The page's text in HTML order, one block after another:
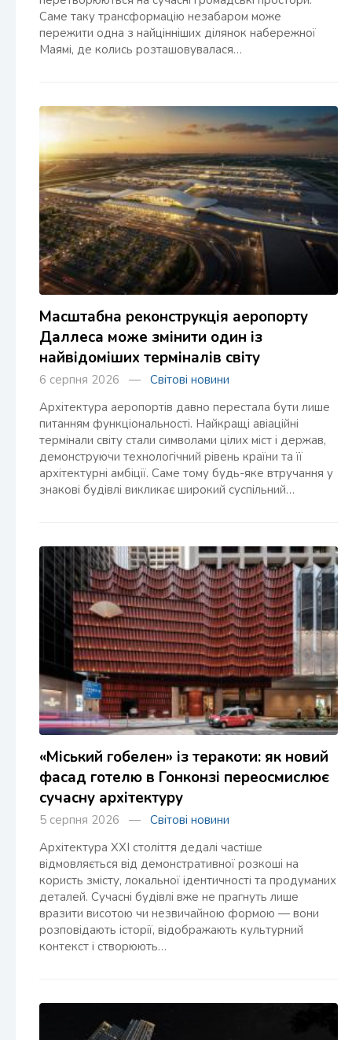
Саме таку трансформацію незабаром може
пережити одна з найцінніших ділянок набережної
Маямі, де колись розташовувалася…
Масштабна реконструкція аеропорту
Даллеса може змінити один із
найвідоміших терміналів світу
6 серпня 2026 — Світові новини
Архітектура аеропортів давно перестала бути лише
питанням функціональності. Найкращі авіаційні
термінали світу стали символами цілих міст і держав,
демонструючи технологічний рівень країни та її
архітектурні амбіції. Саме тому будь-яке втручання у
знакові будівлі викликає широкий суспільний…
«Міський гобелен» із теракоти: як новий
фасад готелю в Гонконзі переосмислює
сучасну архітектуру
5 серпня 2026 — Світові новини
Архітектура XXI століття дедалі частіше
відмовляється від демонстративної розкоші на
користь змісту, локальної ідентичності та продуманих
деталей. Сучасні будівлі вже не прагнуть лише
вразити висотою чи незвичайною формою — вони
розповідають історії, відображають культурний
контекст і створюють…